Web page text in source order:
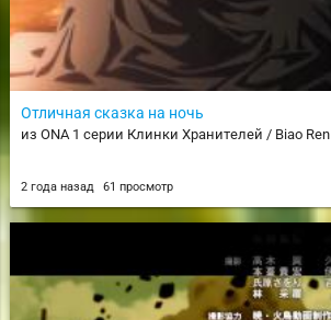
Отличная сказка на ночь
из ONA 1 серии Клинки Хранителей / Biao Ren
2 года назад 61 просмотр